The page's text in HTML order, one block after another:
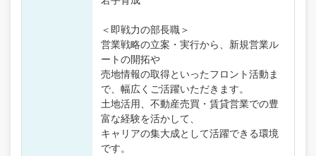
＜即戦力の部長職＞
営業戦略の立案・実行から、新規営業ル
ートの開拓や
売地情報の取得といったフロント活動ま
で、幅広くご活躍いただきます。
土地活用、不動産売買・賃貸営業での豊
富な経験を活かして、
キャリアの集大成として活躍できる環境
です。